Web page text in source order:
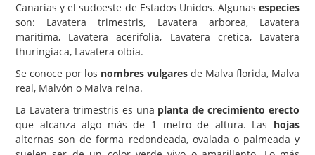
Flores y Plantas
Árboles y Palmeras
Arbustos y Trepadoras
Cactus y Suculentas
Canarias y el sudoeste de Estados Unidos. Algunas especies
son: Lavatera trimestris, Lavatera arborea, Lavatera
maritima, Lavatera acerifolia, Lavatera cretica, Lavatera
thuringiaca, Lavatera olbia.
Se conoce por los nombres vulgares de Malva florida, Malva
real, Malvón o Malva reina.
La Lavatera trimestris es una planta de crecimiento erecto
que alcanza algo más de 1 metro de altura. Las hojas
alternas son de forma redondeada, ovalada o palmeada y